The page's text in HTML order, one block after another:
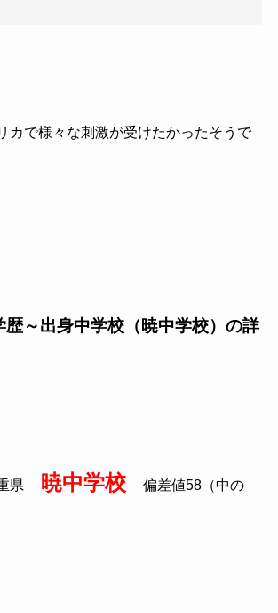
カで様々な刺激が受けたかったそうで
歴～出身中学校（暁中学校）の詳
県 暁中学校 偏差値58（中の